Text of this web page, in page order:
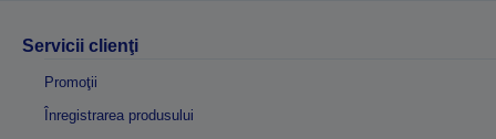
Servicii clienţi
Promoţii
Înregistrarea produsului